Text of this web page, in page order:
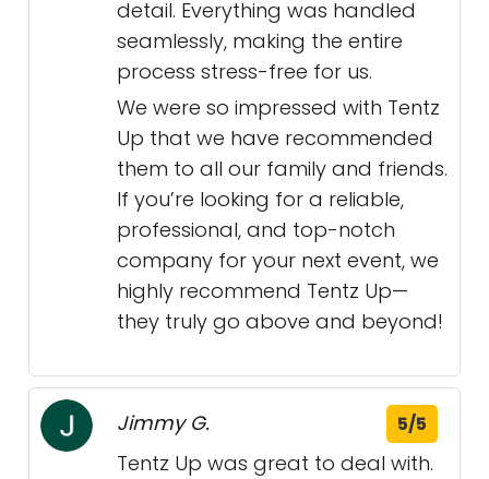
detail. Everything was handled
seamlessly, making the entire
process stress-free for us.
We were so impressed with Tentz
Up that we have recommended
them to all our family and friends.
If you’re looking for a reliable,
professional, and top-notch
company for your next event, we
highly recommend Tentz Up—
they truly go above and beyond!
Jimmy G. 5/5
Tentz Up was great to deal with.